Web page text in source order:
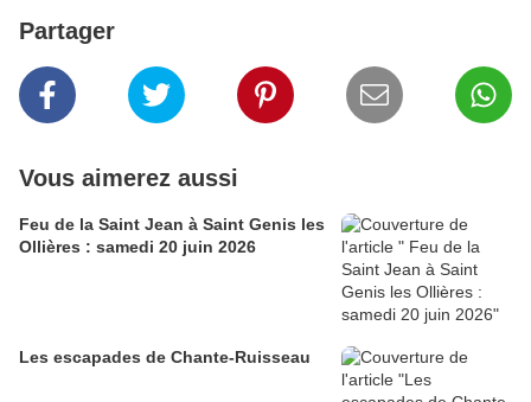
Partager
Vous aimerez aussi
Feu de la Saint Jean à Saint Genis les
Ollières : samedi 20 juin 2026
Les escapades de Chante-Ruisseau